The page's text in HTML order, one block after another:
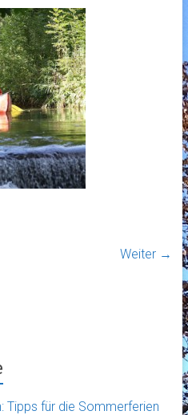
Weiter →
Tipps für die Sommerferien